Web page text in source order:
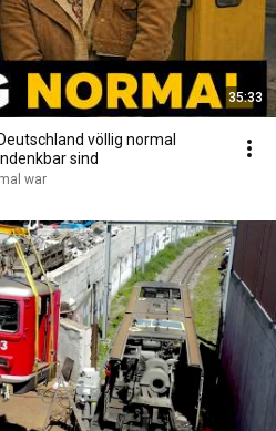
35:33
völlig normal
sind
war